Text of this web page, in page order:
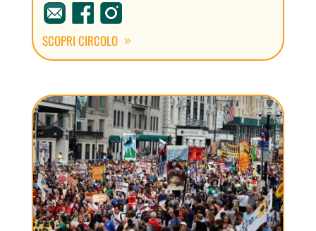
SCOPRI CIRCOLO